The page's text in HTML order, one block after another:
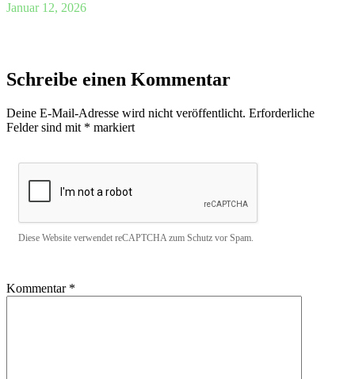
Januar 12, 2026
Schreibe einen Kommentar
Deine E-Mail-Adresse wird nicht veröffentlicht. Erforderliche
Felder sind mit * markiert
Diese Website verwendet reCAPTCHA zum Schutz vor Spam.
Kommentar *